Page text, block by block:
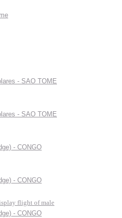
- SAO TOME
- SAO TOME
- CONGO
- CONGO
flight of male
- CONGO